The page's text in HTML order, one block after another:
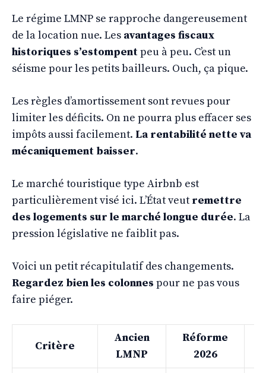
Le régime LMNP se rapproche dangereusement
de la location nue. Les avantages fiscaux
historiques s’estompentpeu à peu. C’est un
séisme pour les petits bailleurs. Ouch, ça pique.
Les règles d’amortissement sont revues pour
limiter les déficits. On ne pourra plus effacer ses
impôts aussi facilement. La rentabilité nette va
mécaniquement baisser.
Le marché touristique type Airbnb est
particulièrement visé ici. L’État veut remettre
des logements sur le marché longue durée. La
pression législative ne faiblit pas.
Voici un petit récapitulatif des changements.
Regardez bien les colonnes pour ne pas vous
faire piéger.
Critère
Ancien
LMNP
Réforme
2026